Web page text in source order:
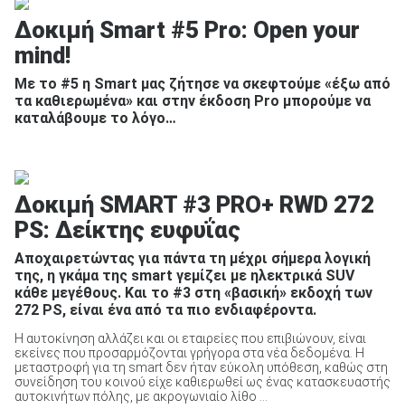
βρες το!
Καινούρια
Μεταχειρισμένα
Δοκιμή Smart #5 Pro: Open your
mind!
Με το #5 η Smart μας ζήτησε να σκεφτούμε «έξω από
τα καθιερωμένα» και στην έκδοση Pro μπορούμε να
καταλάβουμε το λόγο…
Δοκιμή SMART #3 PRO+ RWD 272
PS: Δείκτης ευφυΐας
Aποχαιρετώντας για πάντα τη μέχρι σήμερα λογική
της, η γκάμα της smart γεμίζει με ηλεκτρικά SUV
κάθε μεγέθους. Και το #3 στη «βασική» εκδοχή των
272 PS, είναι ένα από τα πιο ενδιαφέροντα.
Η αυτοκίνηση αλλάζει και οι εταιρείες που επιβιώνουν, είναι
εκείνες που προσαρμόζονται γρήγορα στα νέα δεδομένα. Η
μεταστροφή για τη smart δεν ήταν εύκολη υπόθεση, καθώς στη
συνείδηση του κοινού είχε καθιερωθεί ως ένας κατασκευαστής
αυτοκινήτων πόλης, με ακρογωνιαίο λίθο ...